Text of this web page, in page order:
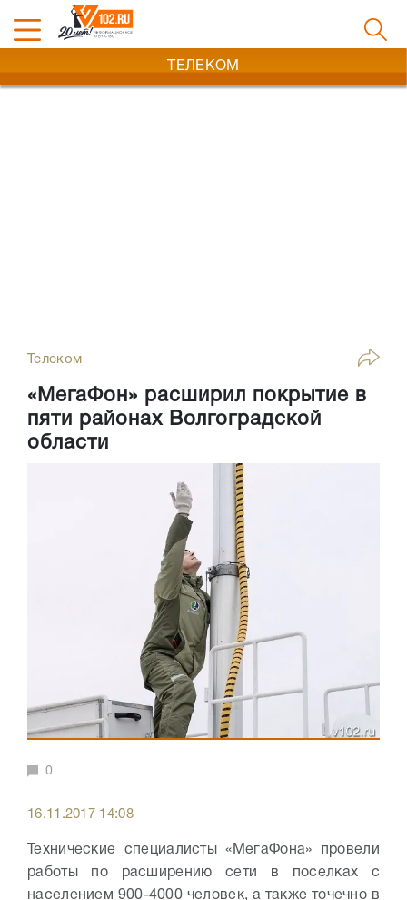
ТЕЛЕКОМ
Телеком
«МегаФон» расширил покрытие в
пяти районах Волгоградской
области
0
16.11.2017 14:08
Технические специалисты «МегаФона» провели
работы по расширению сети в поселках с
населением 900-4000 человек, а также точечно в